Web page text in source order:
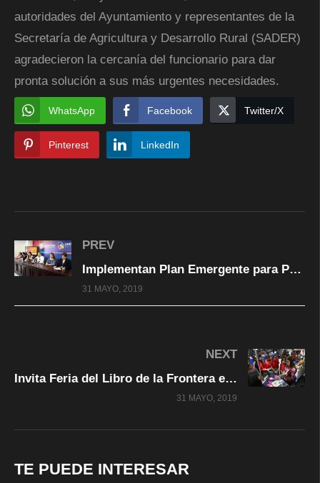
autoridades del Ayuntamiento y representantes de la
Secretaría de Agricultura y Desarrollo Rural (SADER)
agradecieron la cercanía del funcionario para dar
pronta solución a sus más urgentes necesidades.
WhatsApp Facebook Twitter/X
Pinterest LinkedIn
PREV
Implementan Plan Emergente para Prevenir la Violencia de Género en Juárez y Zona Norte
31 MAYO, 2019
NEXT
Invita Feria del Libro de la Frontera en Juárez a presentación este sábado de Catón, Taibo II y Foro Periodístico Patria en Rojo
31 MAYO, 2019
TE PUEDE INTERESAR